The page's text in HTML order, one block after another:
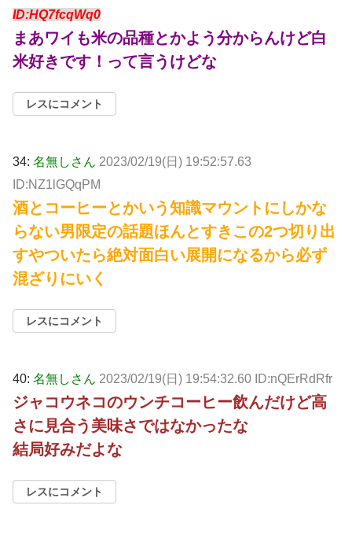
ID:HQ7fcqWq0
まあワイも米の品種とかよう分からんけど白
米好きです！って言うけどな
レスにコメント
34: 名無しさん 2023/02/19(日) 19:52:57.63
ID:NZ1lGQqPM
酒とコーヒーとかいう知識マウントにしかな
らない男限定の話題ほんとすきこの2つ切り出
すやついたら絶対面白い展開になるから必ず
混ざりにいく
レスにコメント
40: 名無しさん 2023/02/19(日) 19:54:32.60 ID:nQErRdRfr
ジャコウネコのウンチコーヒー飲んだけど高
さに見合う美味さではなかったな
結局好みだよな
レスにコメント